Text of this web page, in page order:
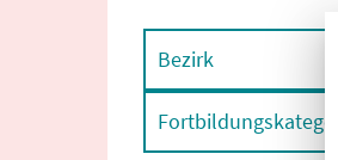
Bezirk